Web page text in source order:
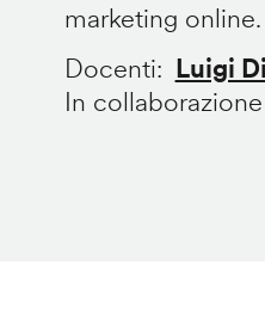
marketing online.
Docenti
Luigi
In